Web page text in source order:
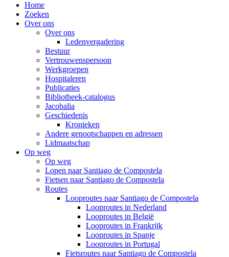
Home
Zoeken
Over ons
Over ons
Ledenvergadering
Bestuur
Vertrouwenspersoon
Werkgroepen
Hospitaleren
Publicaties
Bibliotheek-catalogus
Jacobalia
Geschiedenis
Kronieken
Andere genootschappen en adressen
Lidmaatschap
Op weg
Op weg
Lopen naar Santiago de Compostela
Fietsen naar Santiago de Compostela
Routes
Looproutes naar Santiago de Compostela
Looproutes in Nederland
Looproutes in België
Looproutes in Frankrijk
Looproutes in Spanje
Looproutes in Portugal
Fietsroutes naar Santiago de Compostela